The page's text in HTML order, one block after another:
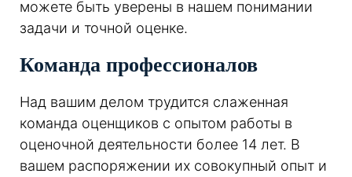
можете быть уверены в нашем понимании
задачи и точной оценке.
Команда профессионалов
Над вашим делом трудится слаженная
команда оценщиков с опытом работы в
оценочной деятельности более 14 лет. В
вашем распоряжении их совокупный опыт и